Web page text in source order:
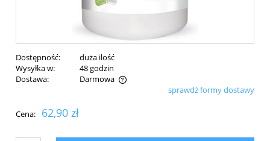
Dostępność:
duża ilość
Wysyłka w:
48 godzin
Dostawa:
Darmowa
Cena nie zawiera ewentualnych kosztów płatnościsprawdź formy dostawy
Cena: 62,90 zł